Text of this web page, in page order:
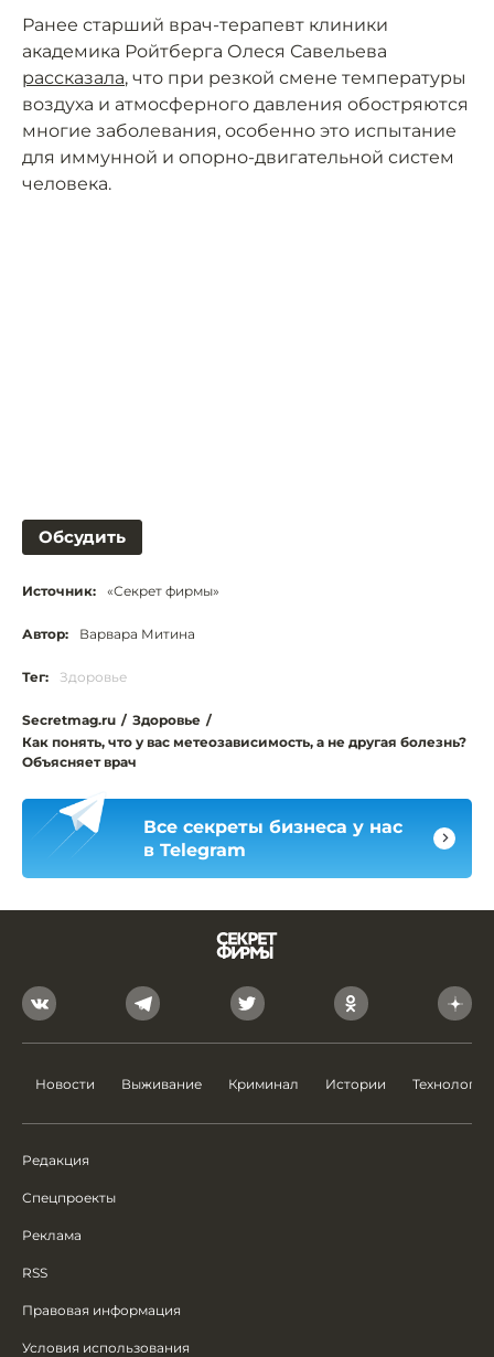
Ранее старший врач-терапевт клиники
академика Ройтберга Олеся Савельева
рассказала, что при резкой смене температуры
воздуха и атмосферного давления обостряются
многие заболевания, особенно это испытание
для иммунной и опорно-двигательной систем
человека.
Обсудить
Источник: «Секрет фирмы»
Автор: Варвара Митина
Тег: Здоровье
Secretmag.ru / Здоровье /
Как понять, что у вас метеозависимость, а не другая болезнь?
Объясняет врач
Все секреты бизнеса у нас
в Telegram
Новости Выживание Криминал Истории Технологии
Редакция
Спецпроекты
Реклама
RSS
Правовая информация
Условия использования